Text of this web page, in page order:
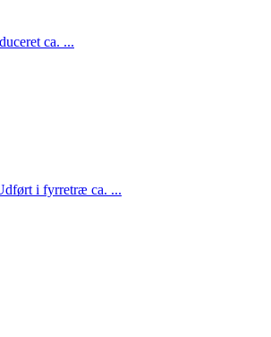
ca. ...
i fyrretræ ca. ...